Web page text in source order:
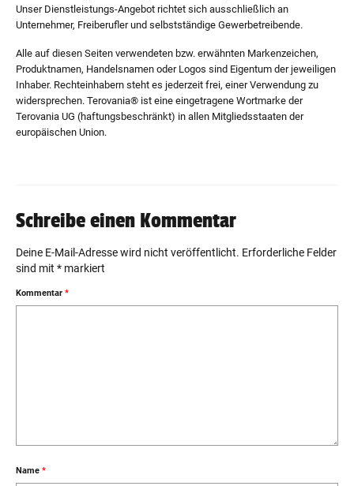
Unser Dienstleistungs-Angebot richtet sich ausschließlich an
Unternehmer, Freiberufler und selbstständige Gewerbetreibende.
Alle auf diesen Seiten verwendeten bzw. erwähnten Markenzeichen,
Produktnamen, Handelsnamen oder Logos sind Eigentum der jeweiligen
Inhaber. Rechteinhabern steht es jederzeit frei, einer Verwendung zu
widersprechen. Terovania®️ ist eine eingetragene Wortmarke der
Terovania UG (haftungsbeschränkt) in allen Mitgliedsstaaten der
europäischen Union.
Schreibe einen Kommentar
Deine E-Mail-Adresse wird nicht veröffentlicht. Erforderliche Felder
sind mit * markiert
Kommentar *
Name *